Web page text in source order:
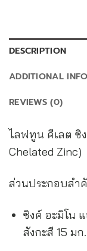
DESCRIPTION
ADDITIONAL
REVIEWS (0)
ไลฟทูน คีเลต ซิ
Chelated Zinc)
ส่วนประกอบสำ
ซิงค์ อะมิโน
สังกะสี 15 มก